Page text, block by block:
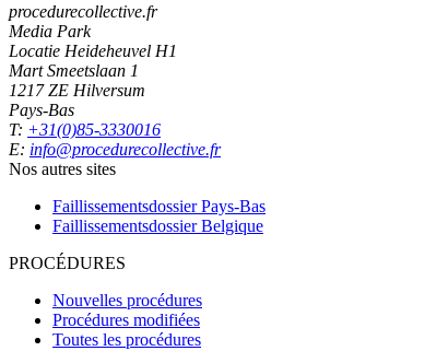
procedurecollective.fr
Media Park
Locatie Heideheuvel H1
Mart Smeetslaan 1
1217 ZE Hilversum
Pays-Bas
T: +31(0)85-3330016
E: info@procedurecollective.fr
Nos autres sites
Faillissementsdossier Pays-Bas
Faillissementsdossier Belgique
PROCÉDURES
Nouvelles procédures
Procédures modifiées
Toutes les procédures